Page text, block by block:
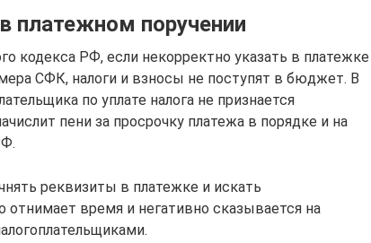
платежном поручении
кодекса РФ, если некорректно указать в платежке
СФК, налоги и взносы не поступят в бюджет. В
по уплате налога не признается
пени за просрочку платежа в порядке и на
реквизиты в платежке и искать
отнимает время и негативно сказывается на